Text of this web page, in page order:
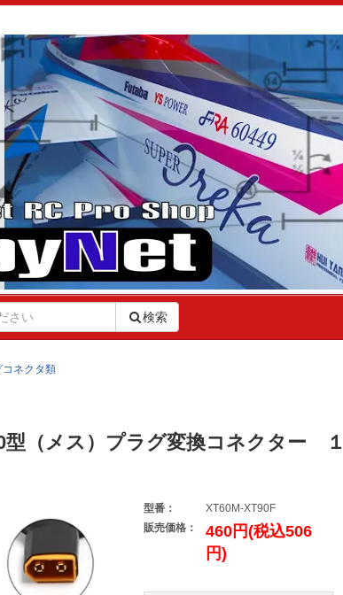
検索
コネクタ類
型（メス）プラグ変換コネクター １
型番：
XT60M-XT90F
販売価格：
460円(税込506
円)